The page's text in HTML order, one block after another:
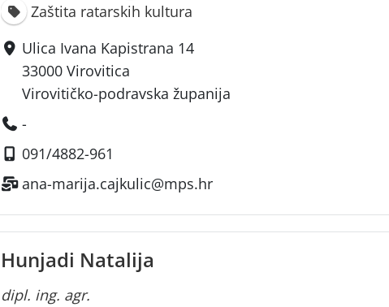
Zaštita ratarskih kultura
Ulica Ivana Kapistrana 14
33000 Virovitica
Virovitičko-podravska županija
-
091/4882-961
ana-marija.cajkulic@mps.hr
Hunjadi Natalija
dipl. ing. agr.